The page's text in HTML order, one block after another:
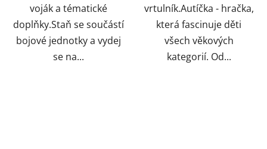
voják a tématické
doplňky.Staň se součástí
bojové jednotky a vydej
se na...
vrtulník.Autíčka - hračka,
která fascinuje děti
všech věkových
kategorií. Od...